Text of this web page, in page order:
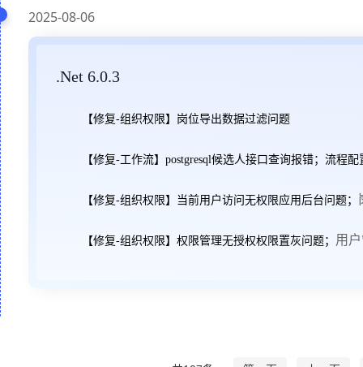
2025-08-06
.Net 6.0.3
【修复-组织权限】岗位导出数据过滤问题
【修复-工作流】 postgresql候选人接口查询报错； 流程配
【修复-组织权限】当前用户访问无权限应用后台问题；
【修复-组织权限】权限管理无授权权限置灰问题； 用